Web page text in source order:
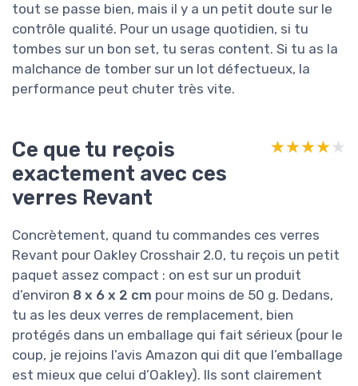
tout se passe bien, mais il y a un petit doute sur le
contrôle qualité. Pour un usage quotidien, si tu
tombes sur un bon set, tu seras content. Si tu as la
malchance de tomber sur un lot défectueux, la
performance peut chuter très vite.
Ce que tu reçois
exactement avec ces
verres Revant
★★★★★
★★★★★
Concrètement, quand tu commandes ces verres
Revant pour Oakley Crosshair 2.0, tu reçois un petit
paquet assez compact : on est sur un produit
d’environ 8 x 6 x 2 cm pour moins de 50 g. Dedans,
tu as les deux verres de remplacement, bien
protégés dans un emballage qui fait sérieux (pour le
coup, je rejoins l’avis Amazon qui dit que l’emballage
est mieux que celui d’Oakley). Ils sont clairement